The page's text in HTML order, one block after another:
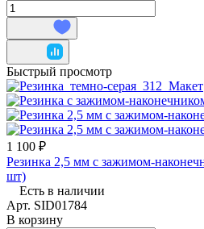
Быстрый просмотр
1 100 ₽
Резинка 2,5 мм с зажимом-
шт)
Есть в наличии
Арт. SID01784
В корзину